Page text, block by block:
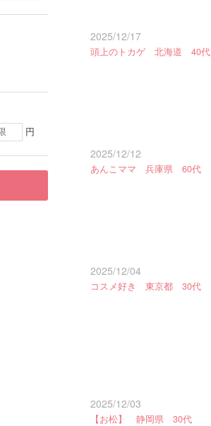
2025/12/17
頭上のトカゲ 北海道 40代
2025/12/12
あんこママ 兵庫県 60代
2025/12/04
コスメ好き 東京都 30代
2025/12/03
【お松】 静岡県 30代
円